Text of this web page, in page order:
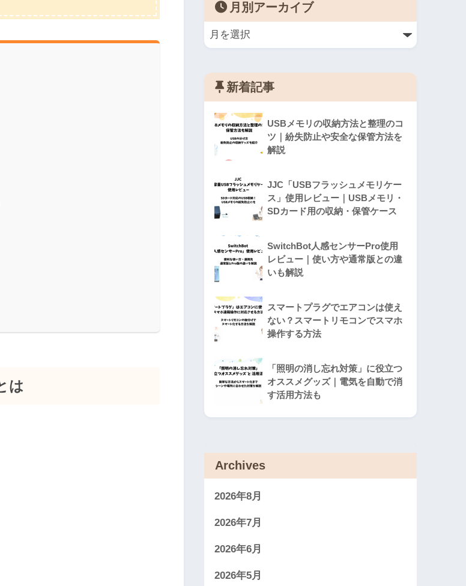
は
月別アーカイブ
新着記事
USBメモリの収納方法と整理のコ
ツ｜紛失防止や安全な保管方法を
解説
JJC「USBフラッシュメモリケー
ス」使用レビュー｜USBメモリ・
SDカード用の収納・保管ケース
SwitchBot人感センサーPro使用
レビュー｜使い方や通常版との違
いも解説
スマートプラグでエアコンは使え
ない？スマートリモコンでスマホ
操作する方法
「照明の消し忘れ対策」に役立つ
オススメグッズ｜電気を自動で消
す活用方法も
Archives
2026年8月
2026年7月
2026年6月
2026年5月